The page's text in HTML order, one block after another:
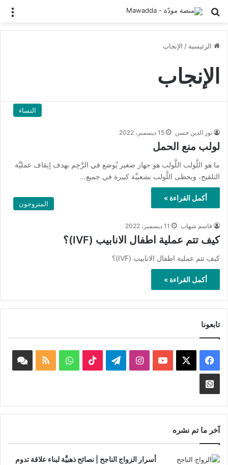
بحث عن
الرئيسية / الإنجاب
الإنجاب
النساء
نور الدين حسن 15 ديسمبر، 2022
لولب منع الحمل
ما هو اللَّولب اللَّولب هو جهاز صغير يُوضع في الرَّحِم بهدف إيقاف عمليَّة
التلقيح، ويحظى اللَّولب بشعبيَّة كبيرة في جميع…
أكمل القراءة »
المتزوجون
قاسم شهاب 11 ديسمبر، 2022
كيف تتم عملية اطفال الانابيب (IVF)؟
كيف تتم عملية اطفال الانابيب (IVF)؟
أكمل القراءة »
تابعونا
فيسبوك ‫YouTubeانستقرامتيلقرام ‫TikTokواتسابملخص
Whatsapp
Channel
آخر ما تم نشره
أسرار الزواج الناجح | نصائح ذهبيَّة لبناء علاقة تدوم